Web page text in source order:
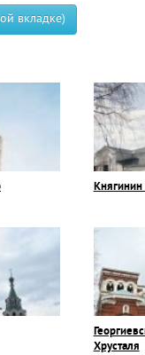
вкладке)
Хрусталя